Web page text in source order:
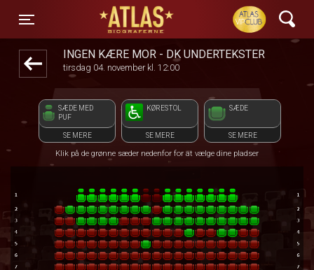
Toggle navigation
ATLAS Biograferne
INGEN KÆRE MOR - DK UNDERTEKSTER
tirsdag 04. november kl. 12:00
SÆDE MED
PUF
SE MERE
KØRESTOL
SE MERE
SÆDE
SE MERE
Klik på de grønne sæder nedenfor for at vælge dine pladser
front05-temp 043010